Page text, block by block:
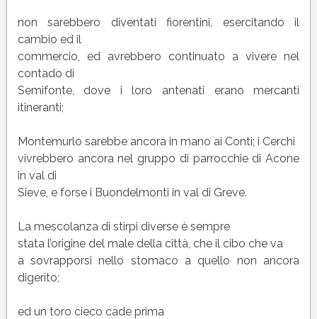
non sarebbero diventati fiorentini, esercitando il
cambio ed il
commercio, ed avrebbero continuato a vivere nel
contado di
Semifonte, dove i loro antenati erano mercanti
itineranti;
Montemurlo sarebbe ancora in mano ai Conti; i Cerchi
vivrebbero ancora nel gruppo di parrocchie di Acone
in val di
Sieve, e forse i Buondelmonti in val di Greve.
La mescolanza di stirpi diverse è sempre
stata l’origine del male della città, che il cibo che va
a sovrapporsi nello stomaco a quello non ancora
digerito;
ed un toro cieco cade prima